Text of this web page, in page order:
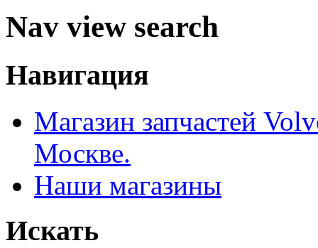
Nav view search
Навигация
Магазин запчастей
Москве.
Наши магазины
Искать